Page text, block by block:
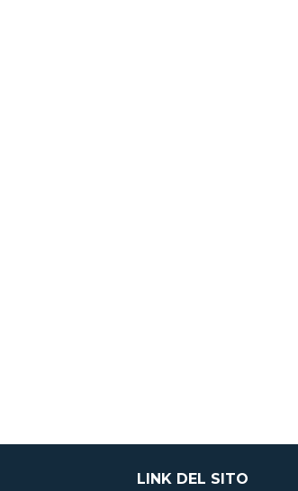
LINK DEL SITO